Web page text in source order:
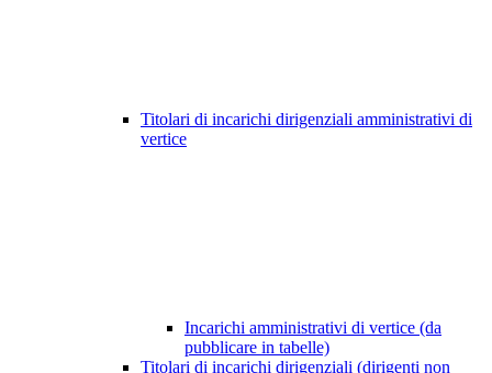
Titolari di incarichi dirigenziali amministrativi di
vertice
Incarichi amministrativi di vertice (da
pubblicare in tabelle)
Titolari di incarichi dirigenziali (dirigenti non